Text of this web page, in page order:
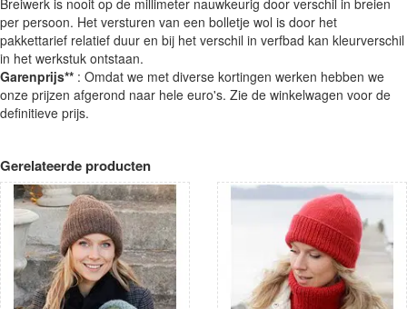
per persoon. Het versturen van een bolletje wol is door het
pakkettarief relatief duur en bij het verschil in verfbad kan kleurverschil
in het werkstuk ontstaan.
Garenprijs** : Omdat we met diverse kortingen werken hebben we
onze prijzen afgerond naar hele euro's. Zie de winkelwagen voor de
definitieve prijs.
Gerelateerde producten